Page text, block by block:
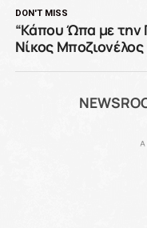
DON'T MISS
“Κάπου Ώπα με την
Νίκος Μποζιονέλος